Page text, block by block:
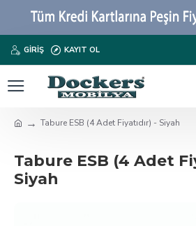
GIRIŞ KAYIT OL
Tabure ESB (4 Adet Fiyatıdır) - Siyah
Tabure ESB (4 Adet
Siyah